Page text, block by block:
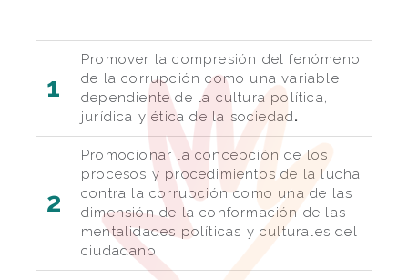
1
Promover la compresión del fenómeno
de la corrupción como una variable
dependiente de la cultura política,
jurídica y ética de la sociedad.
2
Promocionar la concepción de los
procesos y procedimientos de la lucha
contra la corrupción como una de las
dimensión de la conformación de las
mentalidades políticas y culturales del
ciudadano.